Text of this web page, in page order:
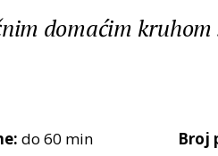
domaćim
do 60 min Broj